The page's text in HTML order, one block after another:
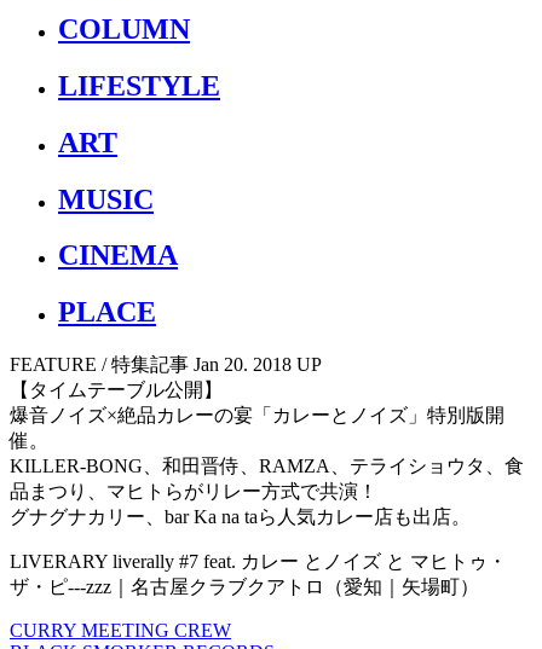
COLUMN
LIFESTYLE
ART
MUSIC
CINEMA
PLACE
FEATURE / 特集記事 Jan 20. 2018 UP
【タイムテーブル公開】
爆音ノイズ×絶品カレーの宴「カレーとノイズ」特別版開
催。
KILLER-BONG、和田晋侍、RAMZA、テライショウタ、食
品まつり、マヒトらがリレー方式で共演！
グナグナカリー、bar Ka na taら人気カレー店も出店。
LIVERARY liverally #7 feat. カレー とノイズ と マヒトゥ・
ザ・ピ---zzz｜名古屋クラブクアトロ（愛知｜矢場町）
CURRY MEETING CREW